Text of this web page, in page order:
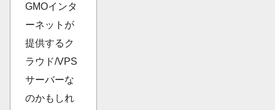
GMOインタ
ーネットが
提供するク
ラウド/VPS
サーバーな
のかもしれ